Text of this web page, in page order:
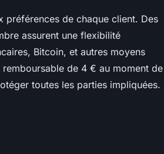
préférences de chaque client. Des
assurent une flexibilité
Bitcoin, et autres moyens
de 4 € au moment de
toutes les parties impliquées.